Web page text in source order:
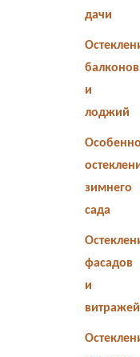
дачи
балконов
и
лоджий
зимнего
сада
фасадов
и
витражей